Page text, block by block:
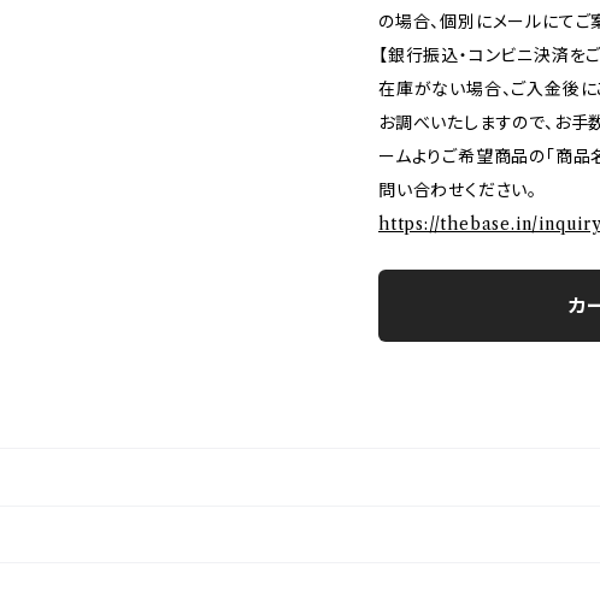
の場合、個別にメールにてご
【銀行振込・コンビニ決済を
在庫がない場合、ご入金後
お調べいたしますので、お
ームよりご希望商品の「商品
問い合わせください。
https://thebase.in/
カ